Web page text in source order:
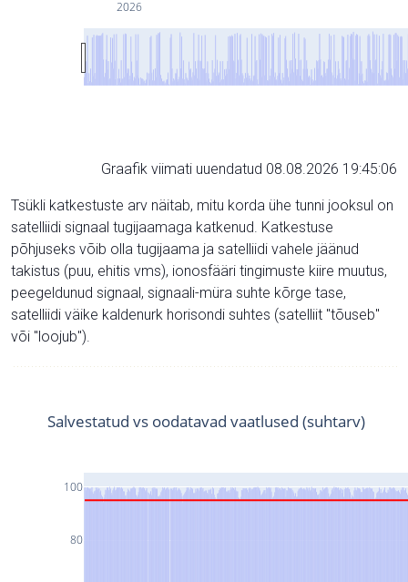
2026
Graafik viimati uuendatud 08.08.2026 19:45:06
Tsükli katkestuste arv näitab, mitu korda ühe tunni jooksul on
satelliidi signaal tugijaamaga katkenud. Katkestuse
põhjuseks võib olla tugijaama ja satelliidi vahele jäänud
takistus (puu, ehitis vms), ionosfääri tingimuste kiire muutus,
peegeldunud signaal, signaali-müra suhte kõrge tase,
satelliidi väike kaldenurk horisondi suhtes (satelliit "tõuseb"
või "loojub").
80
100
Salvestatud vs oodatavad vaatlused (suhtarv)